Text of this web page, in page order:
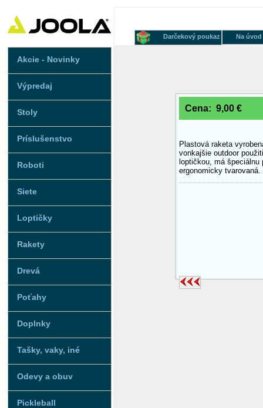
Akcie - Novinky
Výpredaj
Stoly
Príslušenstvo
Roboti
Siete
Loptičky
Rakety
Drevá
Poťahy
Doplnky
Tašky, vaky, iné
Odevy a obuv
Pickleball
Na úvod
Darčekový poukaz
Cena: 9,00 €
Plastová raketa
vonkajšie outdoor
loptičkou, má
ergonomicky tvarovaná.